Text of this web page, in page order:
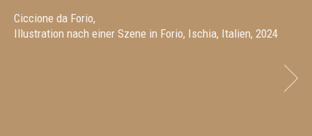
Ciccione da Forio,
Illustration nach einer Szene in Forio, Ischia, Italien, 2024